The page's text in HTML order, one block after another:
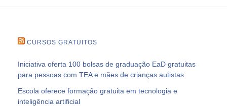
CURSOS GRATUITOS
Iniciativa oferta 100 bolsas de graduação EaD gratuitas
para pessoas com TEA e mães de crianças autistas
Escola oferece formação gratuita em tecnologia e
inteligência artificial